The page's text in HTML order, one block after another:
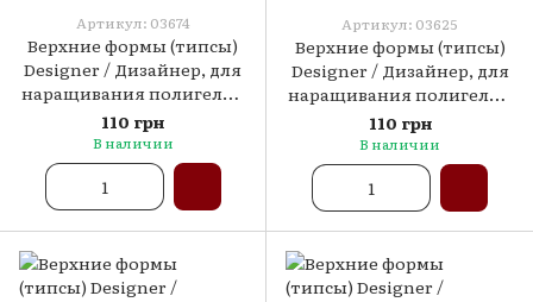
Артикул: 03674
Верхние формы (типсы)
Designer / Дизайнер, для
наращивания полигелем
/ акригелем, 120 шт./уп.
Multishape form
110 грн
В наличии
Артикул: 03625
Верхние формы (типсы)
Designer / Дизайнер, для
наращивания полигелем
/ акригелем, 120 шт./уп.
Stiletto form
110 грн
В наличии